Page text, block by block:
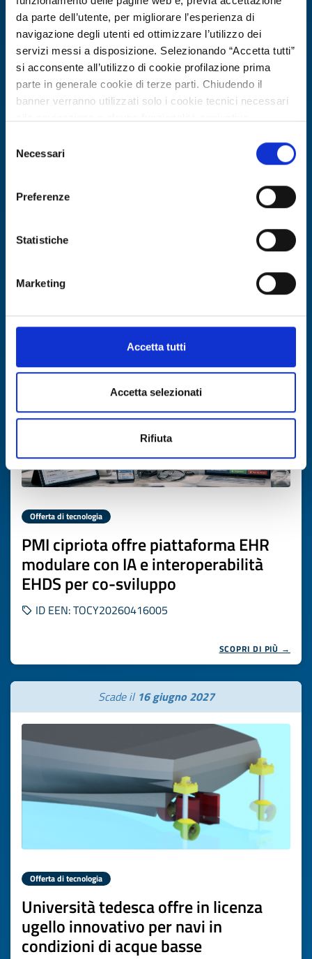
da parte dell’utente, per migliorare l’esperienza di
navigazione degli utenti ed ottimizzare l’utilizzo dei
servizi messi a disposizione. Selezionando “Accetta tutti”
si acconsente all’utilizzo di cookie profilazione prima
parte in generale cookie di terze parti. Chiudendo il
banner verranno utilizzati solo i cookie tecnici necessari
Per conoscere i dettagli, consulta la nostra cookie policy.
https://www.openinnovation.regione.lombardia.it/it/co
https://www.openinnovation.regione.lombardia.it/it/pr
delNecessari
Preferenze
Statistiche
Marketing
Accetta tutti
Accetta selezionati
Rifiuta
Offerta di tecnologia
Azienda spagnola offre engineering
energetico, digital twin e strumenti
ID EEN: TOES20260427010
SCOPRI DI PIÙ →
Offerta di tecnologia
PMI cipriota offre piattaforma EHR
modulare con IA e interoperabilità
EHDS per co-sviluppo
ID EEN: TOCY20260416005
SCOPRI DI PIÙ →
Scade il 16 giugno 2027
Offerta di tecnologia
Università tedesca offre in licenza
ugello innovativo per navi in
condizioni di acque basse